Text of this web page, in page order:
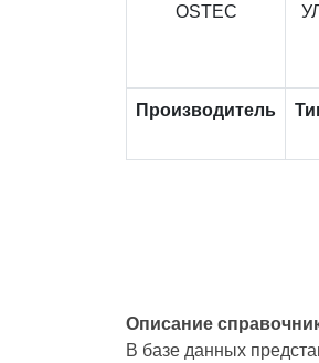
OSTEC
Производитель
Описание
В базе данных